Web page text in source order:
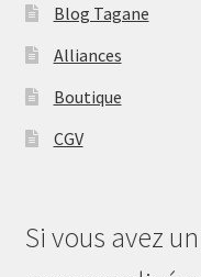
Blog Tagane
Alliances
Boutique
CGV
Si vous avez